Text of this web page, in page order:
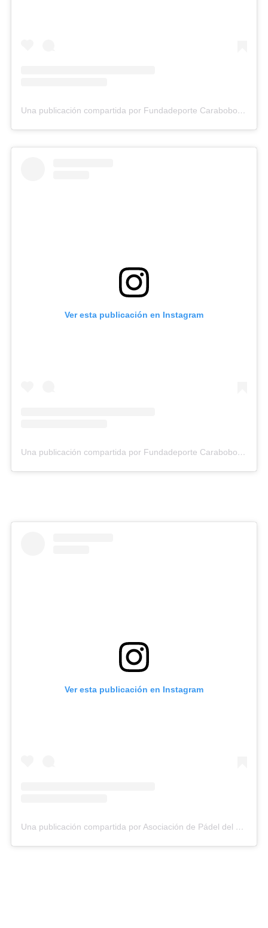
Una publicación compartida por Fundadeporte Carabobo (@fundadeporte)
Ver esta publicación en Instagram
Una publicación compartida por Fundadeporte Carabobo (@fundadeporte)
Ver esta publicación en Instagram
Una publicación compartida por Asociación de Pádel del Estado Carabobo (@asopadelcarabobo)